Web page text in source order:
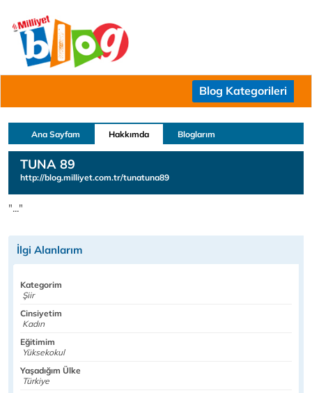
Blog Kategorileri
Ana Sayfam Hakkımda Bloglarım
TUNA 89
http://blog.milliyet.com.tr/tunatuna89
"..."
İlgi Alanlarım
Kategorim
Şiir
Cinsiyetim
Kadın
Eğitimim
Yüksekokul
Yaşadığım Ülke
Türkiye